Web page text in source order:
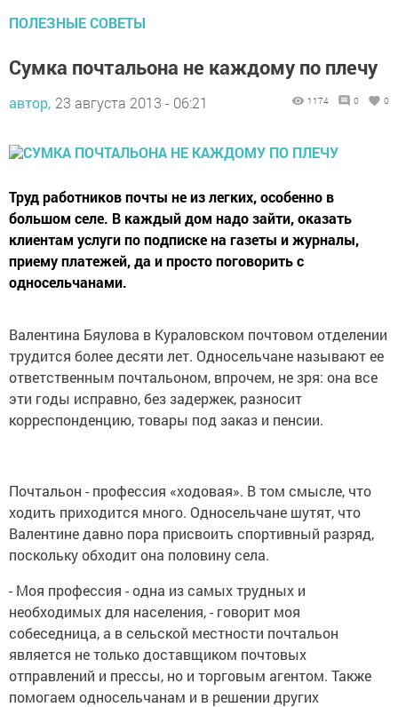
ПОЛЕЗНЫЕ СОВЕТЫ
Сумка почтальона не каждому по плечу
автор, 23 августа 2013 - 06:21 1174 0 0
Труд работников почты не из легких, особенно в
большом селе. В каждый дом надо зайти, оказать
клиентам услуги по подписке на газеты и журналы,
приему платежей, да и просто поговорить с
односельчанами.
Валентина Бяулова в Кураловском почтовом отделении
трудится более десяти лет. Односельчане называют ее
ответственным почтальоном, впрочем, не зря: она все
эти годы исправно, без задержек, разносит
корреспонденцию, товары под заказ и пенсии.
Почтальон - профессия «ходовая». В том смысле, что
ходить приходится много. Односельчане шутят, что
Валентине давно пора присвоить спортивный разряд,
поскольку обходит она половину села.
- Моя профессия - одна из самых трудных и
необходимых для населения, - говорит моя
собеседница, а в сельской местности почтальон
является не только доставщиком почтовых
отправлений и прессы, но и торговым агентом. Также
помогаем односельчанам и в решении других